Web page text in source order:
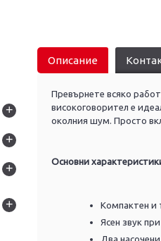
+
+
+
+
Описание
Превърнете всяко
високоговорител е
околния шум. Просто
Основни
Компактен и
Ясен звук